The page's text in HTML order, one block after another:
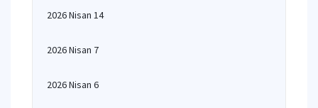
2026 Nisan 14
2026 Nisan 7
2026 Nisan 6